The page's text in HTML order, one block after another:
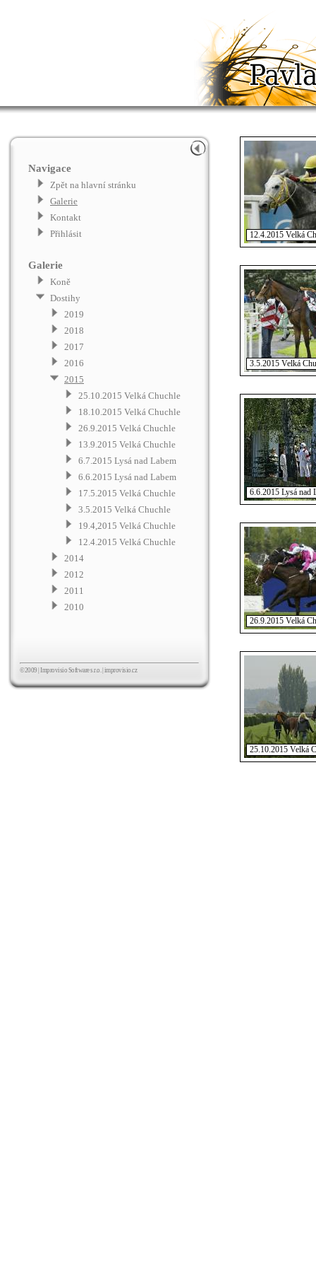
Navigace
Zpět na hlavní stránku
Galerie
Kontakt
Přihlásit
Galerie
Koně
Dostihy
2019
2018
2017
2016
2015
25.10.2015 Velká Chuchle
18.10.2015 Velká Chuchle
26.9.2015 Velká Chuchle
13.9.2015 Velká Chuchle
6.7.2015 Lysá nad Labem
6.6.2015 Lysá nad Labem
17.5.2015 Velká Chuchle
3.5.2015 Velká Chuchle
19.4,2015 Velká Chuchle
12.4.2015 Velká Chuchle
2014
2012
2011
2010
©2009 | Improvisio Software s.r.o. | improvisio.cz
12.4.2015 Velká
3.5.2015 Velká
6.6.2015 Lysá nad
26.9.2015 Velká
25.10.2015 Velká